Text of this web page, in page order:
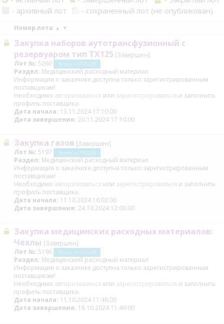
- архивный лот
- сохраненный лот (не опубликован)
Номер лота ▲ ▼
Закупка наборов аутотрансфузионный с
резервуаром тип TX125 [Завершен]
Лот №: 5260 Запрос на ТМЦ (В)
Раздел: Медицинский расходный материал
Информация о заказчике доступна только зарегистрированным
поставщикам!
Необходимо авторизоваться или зарегистрироваться и заполнить
профиль поставщика.
Дата начала: 13.11.2024 17:10:00
Дата завершения: 20.11.2024 17:10:00
Закупка газов [Завершен]
Лот №: 5197 Запрос на ТМЦ (В)
Раздел: Медицинский расходный материал
Информация о заказчике доступна только зарегистрированным
поставщикам!
Необходимо авторизоваться или зарегистрироваться и заполнить
профиль поставщика.
Дата начала: 11.10.2024 16:03:00
Дата завершения: 24.10.2024 12:00:00
Закупка медицинских расходных материалов:
Чехлы [Завершен]
Лот №: 5196 Запрос на ТМЦ (В)
Раздел: Медицинский расходный материал
Информация о заказчике доступна только зарегистрированным
поставщикам!
Необходимо авторизоваться или зарегистрироваться и заполнить
профиль поставщика.
Дата начала: 11.10.2024 11:48:00
Дата завершения: 18.10.2024 11:49:00